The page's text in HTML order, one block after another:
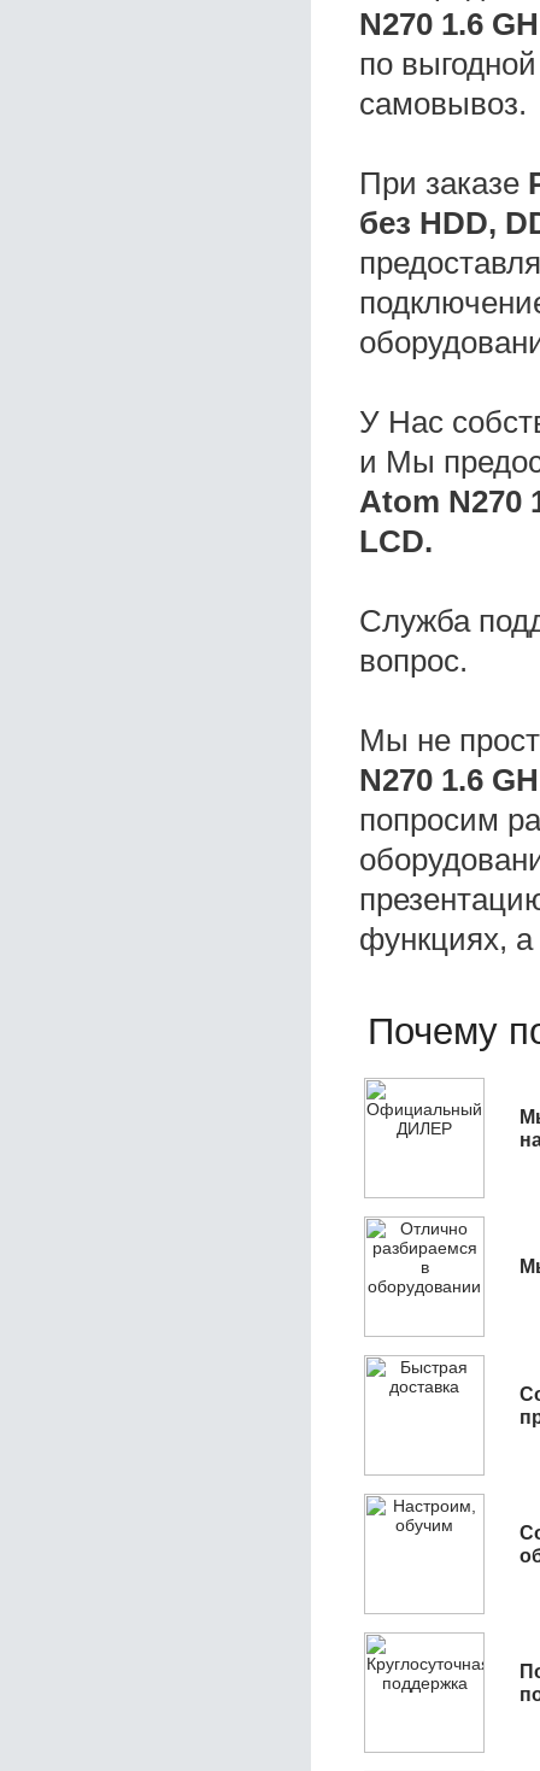
N270 1.6
по
самовывоз.
При заказе
без HDD,
У Нас
и Мы
Atom N270
LCD.
Служба
вопрос.
Мы не
N270 1.6
попросим
функциях,
Почему